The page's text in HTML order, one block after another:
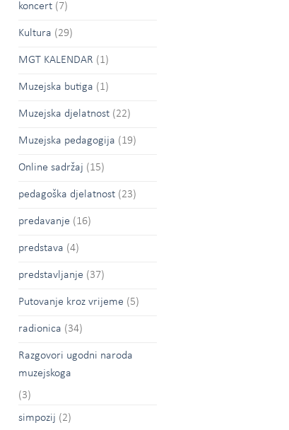
koncert(7)
Kultura (29)
MGT KALENDAR (1)
Muzejska butiga (1)
Muzejska djelatnost(22)
Muzejska pedagogija (19)
Online sadržaj (15)
pedagoška djelatnost(23)
predavanje (16)
predstava (4)
predstavljanje (37)
Putovanje kroz vrijeme (5)
radionica (34)
Razgovori ugodni naroda
muzejskoga
(3)
simpozij (2)